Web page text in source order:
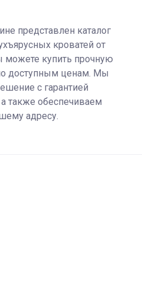
представлен каталог
кроватей от
можете купить прочную
доступным ценам. Мы
с гарантией
также обеспечиваем
адресу.